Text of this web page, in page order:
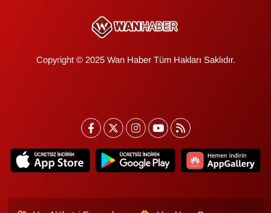
Copyright © 2025 Wan Haber Tüm Hakları Saklıdır.